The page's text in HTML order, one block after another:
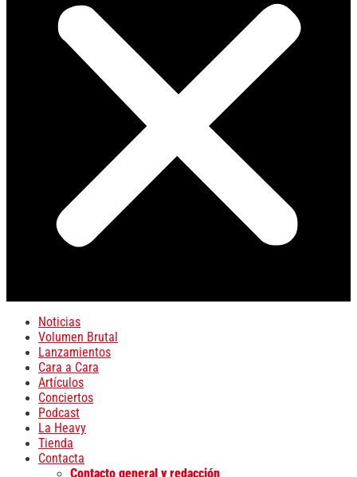
Noticias
Volumen Brutal
Lanzamientos
Cara a Cara
Artículos
Conciertos
Podcast
La Heavy
Tienda
Contacta
Contacto general y redacción